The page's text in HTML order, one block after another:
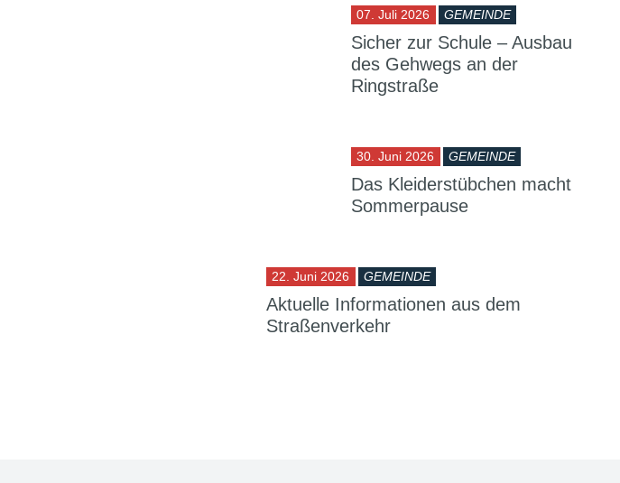
07. Juli 2026 GEMEINDE
Sicher zur Schule – Ausbau
des Gehwegs an der
Ringstraße
30. Juni 2026 GEMEINDE
Das Kleiderstübchen macht
Sommerpause
22. Juni 2026 GEMEINDE
Aktuelle Informationen aus dem
Straßenverkehr